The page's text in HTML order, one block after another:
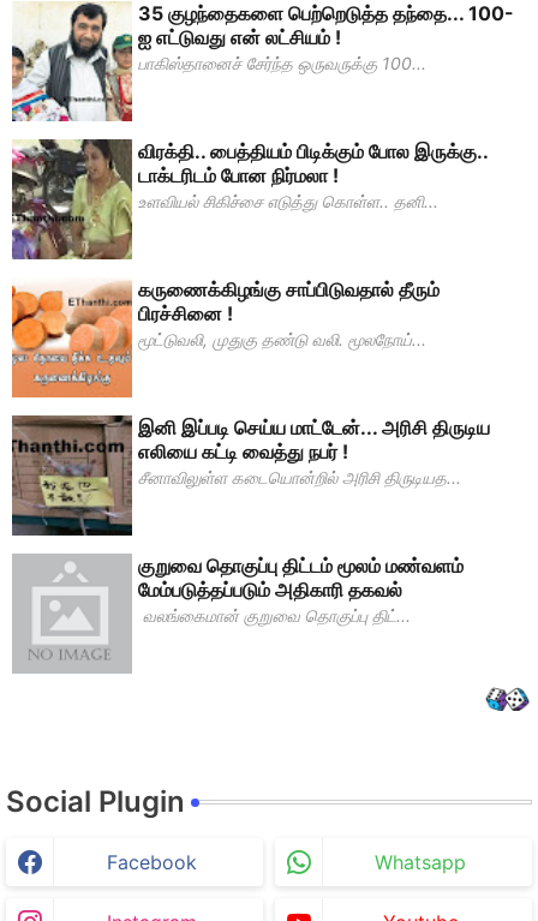
35 குழந்தைகளை பெற்றெடுத்த தந்தை... 100-
ஐ எட்டுவது என் லட்சியம் !
பாகிஸ்தானைச் சேர்ந்த ஒருவருக்கு 100...
விரக்தி.. பைத்தியம் பிடிக்கும் போல இருக்கு..
டாக்டரிடம் போன நிர்மலா !
உளவியல் சிகிச்சை எடுத்து கொள்ள.. தனி...
கருணைக்கிழங்கு சாப்பிடுவதால் தீரும்
பிரச்சினை !
மூட்டுவலி, முதுகு தண்டு வலி. மூலநோய்...
இனி இப்படி செய்ய மாட்டேன்... அரிசி திருடிய
எலியை கட்டி வைத்து நபர் !
சீனாவிலுள்ள கடையொன்றில் அரிசி திருடியத...
குறுவை தொகுப்பு திட்டம் மூலம் மண்வளம்
மேம்படுத்தப்படும் அதிகாரி தகவல்
வலங்கைமான் குறுவை தொகுப்பு திட்...
Social Plugin
Facebook Whatsapp